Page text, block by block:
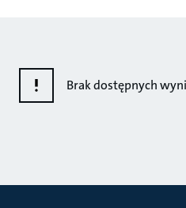
Brak dostępnych